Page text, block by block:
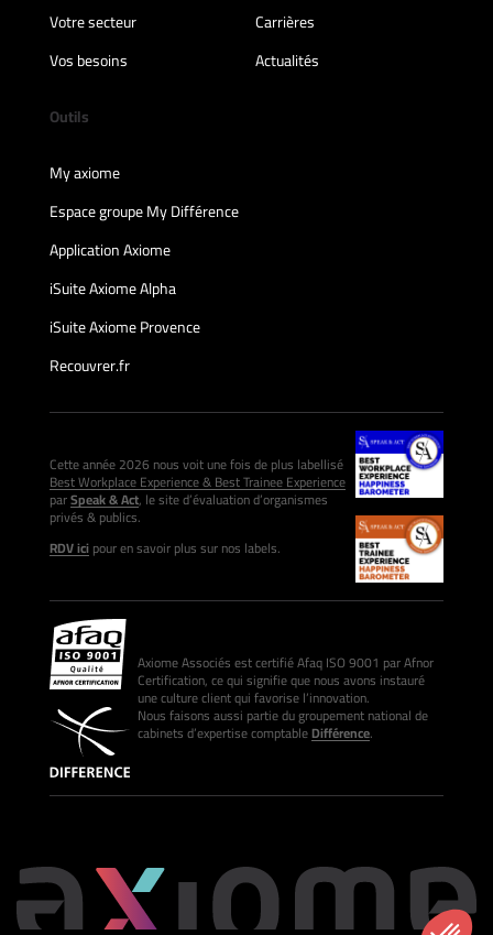
Votre secteur
Carrières
Vos besoins
Actualités
Outils
My axiome
Espace groupe My Différence
Application Axiome
iSuite Axiome Alpha
iSuite Axiome Provence
Recouvrer.fr
Cette année 2026 nous voit une fois de plus labellisé
Best Workplace Experience & Best Trainee Experience
parSpeak & Act, le site d’évaluation d’organismes
privés & publics.
RDV icipour en savoir plus sur nos labels.
Axiome Associés est certifié Afaq ISO 9001 par Afnor
Certification, ce qui signifie que nous avons instauré
une culture client qui favorise l’innovation.
Nous faisons aussi partie du groupement national de
cabinets d’expertise comptableDifférence.